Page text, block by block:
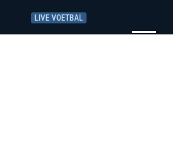
LIVE VOETBAL